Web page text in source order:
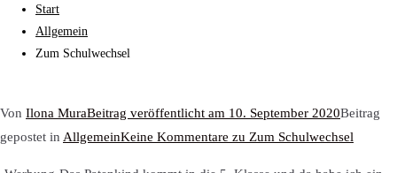
Start
Allgemein
Zum Schulwechsel
Von Ilona MuraBeitrag veröffentlicht am 10. September 2020Beitrag
gepostet in AllgemeinKeine Kommentare zu Zum Schulwechsel